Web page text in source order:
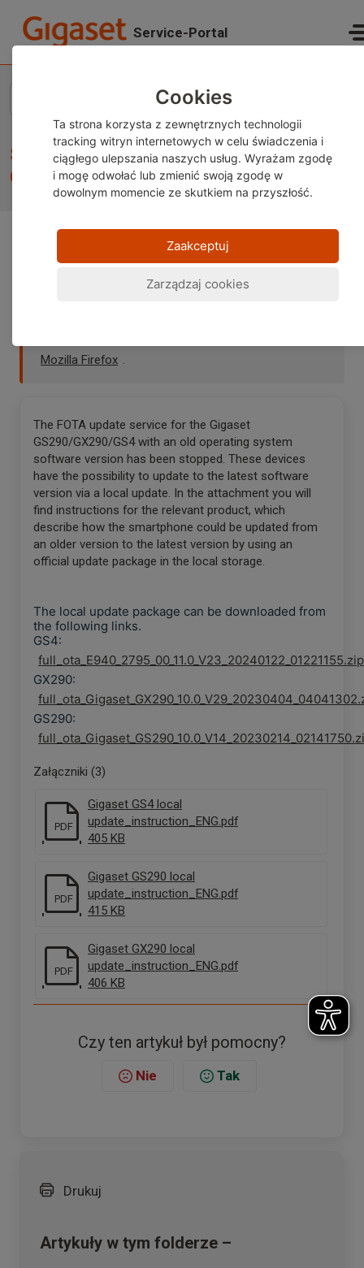
Service-Portal
Software update of Gigaset
GS290/GX290/GS4 via local update
Ta treść jest obecnie dostępna wyłącznie w
wbudowanej funkcji tłumaczenia w przeglądarce, aby
Mozilla Firefox .
The FOTA update service for the Gigaset
GS290/GX290/GS4 with an old operating system
software version has been stopped. These devices
have the possibility to update to the latest software
version via a local update. In the attachment you will
find instructions for the relevant product, which
describe how the smartphone could be updated from
an older version to the latest version by using an
official update package in the local storage.
The local update package can be downloaded from
the following links.
GS4:
full_ota_E940_2795_00_11.0_V23_20240122_01221155.zip
GX290:
GS290:
Załączniki (3)
PDF
Gigaset GS4 local
update_instruction_ENG.pdf
405 KB
PDF
Gigaset GS290 local
update_instruction_ENG.pdf
415 KB
PDF
Gigaset GX290 local
update_instruction_ENG.pdf
406 KB
Czy ten artykuł był pomocny?
Nie Tak
Drukuj
Artykuły w tym folderze –
Cookies
Ta strona korzysta z zewnętrznych technologii
tracking witryn internetowych w celu świadczenia i
ciągłego ulepszania naszych usług. Wyrażam zgodę
i mogę odwołać lub zmienić swoją zgodę w
dowolnym momencie ze skutkiem na przyszłość.
Zaakceptuj
Zarządzaj cookies